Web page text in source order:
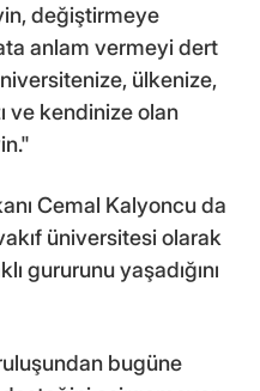
değiştirmeye
anlam vermeyi dert
ülkenize,
ve kendinize olan
Cemal Kalyoncu da
üniversitesi olarak
gururunu yaşadığını
bugüne